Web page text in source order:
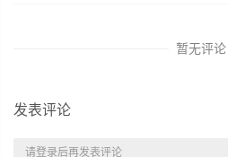
暂无评论
发表评论